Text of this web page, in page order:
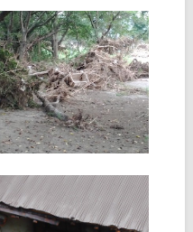
ん ※
2012.09.03
災救隊 ～九州北部
豪雨出動報告～
〈２〉
去る8月２７、２８日。九
州北部豪雨による矢部川氾濫
により、河川敷にある千間土
居公園（八女市立花町北山）
内の流木やごみなどの撤去を
ひのきしん活動を行っていた
公園でもあり
▶
2012.08.01
災救隊 ～九州北部